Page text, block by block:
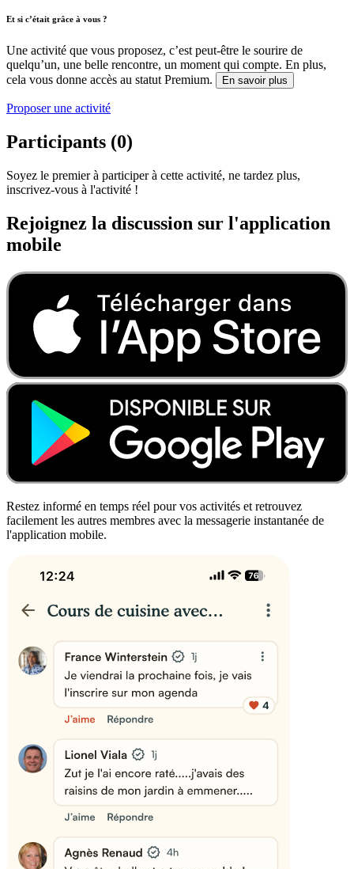
Et si c’était grâce à vous ?
Une activité que vous proposez, c’est peut-être le sourire de
quelqu’un, une belle rencontre, un moment qui compte. En plus,
cela vous donne accès au statut Premium.
En savoir plus
Proposer une activité
Participants (0)
Soyez le premier à participer à cette activité, ne tardez plus,
inscrivez-vous à l'activité !
Rejoignez la discussion sur l'application
mobile
Restez informé en temps réel pour vos activités et retrouvez
facilement les autres membres avec la messagerie instantanée de
l'application mobile.